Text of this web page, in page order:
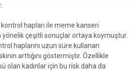
hapları ile meme kanseri
yönelik çeşitli sonuçlar ortaya koymuştur.
haplarını uzun süre kullanan
arttığını göstermiştir. Özellikle
olan kadınlar için bu risk daha da